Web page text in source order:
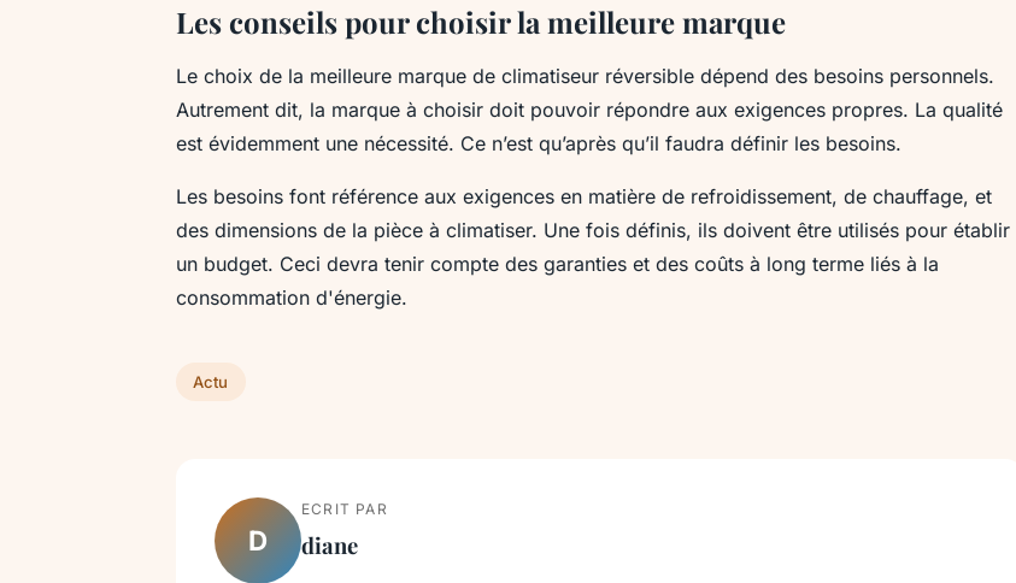
Les conseils pour choisir la meilleure marque
Le choix de la meilleure marque de climatiseur réversible dépend des besoins personnels.
Autrement dit, la marque à choisir doit pouvoir répondre aux exigences propres. La qualité
est évidemment une nécessité. Ce n’est qu’après qu’il faudra définir les besoins.
Les besoins font référence aux exigences en matière de refroidissement, de chauffage, et
des dimensions de la pièce à climatiser. Une fois définis, ils doivent être utilisés pour établir
un budget. Ceci devra tenir compte des garanties et des coûts à long terme liés à la
consommation d'énergie.
Actu
D
ECRIT PAR
diane